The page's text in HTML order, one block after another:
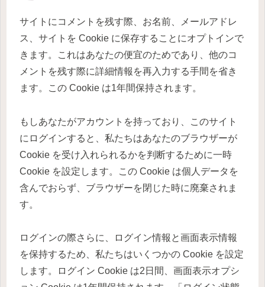
サイトにコメントを残す際、お名前、メールアドレ
ス、サイトを Cookie に保存することにオプトインで
きます。これはあなたの便宜のためであり、他のコ
メントを残す際に詳細情報を再入力する手間を省き
ます。この Cookie は1年間保持されます。
もしあなたがアカウントを持っており、このサイト
にログインすると、私たちはあなたのブラウザーが
Cookie を受け入れられるかを判断するために一時
Cookie を設定します。この Cookie は個人データを
含んでおらず、ブラウザーを閉じた時に廃棄されま
す。
ログインの際さらに、ログイン情報と画面表示情報
を保持するため、私たちはいくつかの Cookie を設定
します。ログイン Cookie は2日間、画面表示オプシ